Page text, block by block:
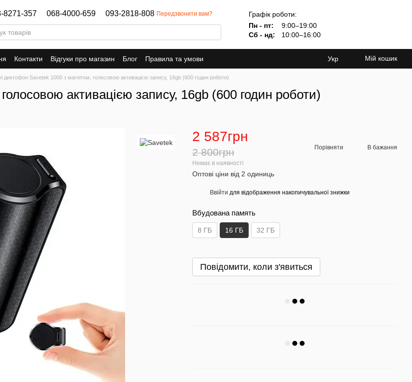
8271-357 068-4000-659 093-2818-808 Передзвонити вам?
Графік роботи:
Пн - пт:
9:00–19:00
Сб - нд:
10:00–16:00
Контакти Відгуки про магазин Блог Правила та умови Укр Мій кошик
диктофон Savetek 1000 з магнітом, голосовою активацією запису, 16gb (600 годин роботи)
активацією запису, 16gb (600 годин роботи)
2 587грн
2 800грн
Немає в наявності
Порівняти В бажання
Оптові ціни від 2 одиниць
Ввійти для відображення накопичувальної знижки
Вбудована память
8 ГБ 16 ГБ 32 ГБ
Повідомити, коли з'явиться